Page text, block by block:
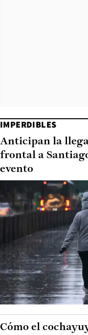
IMPERDIBLES
Anticipan la
frontal a
evento
Cómo el